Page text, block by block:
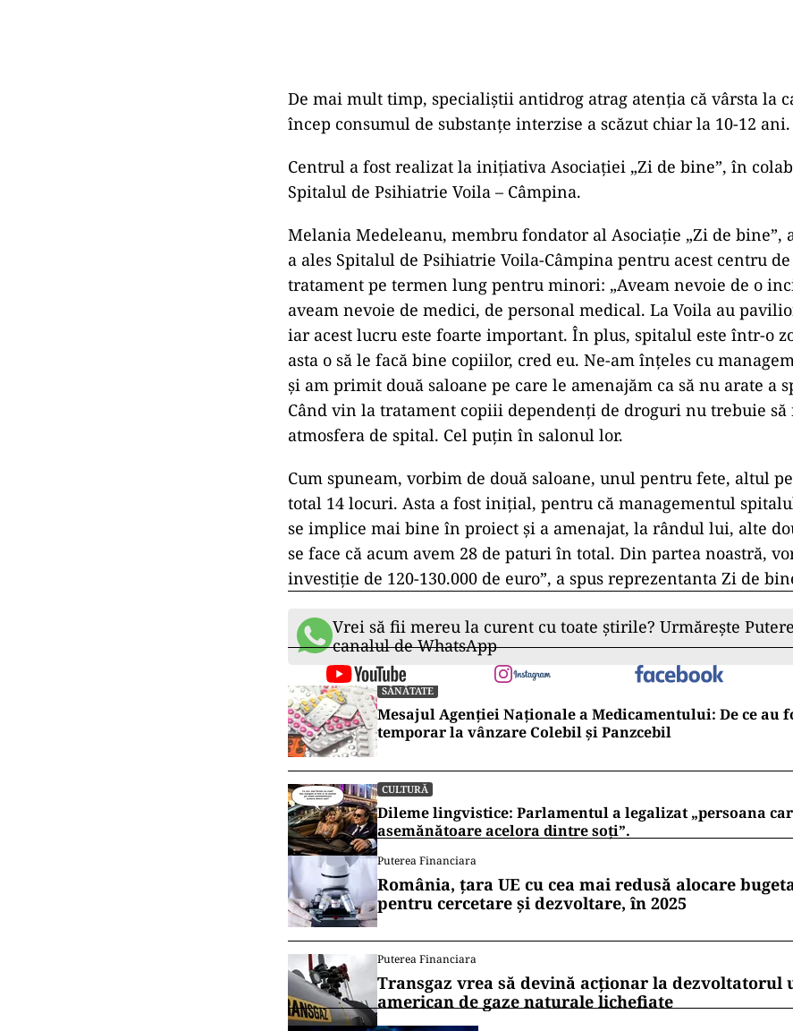
De mai mult timp, specialiștii antidrog atrag atenția că vârsta la
încep consumul de substanțe interzise a scăzut chiar la 10-12 ani.
Centrul a fost realizat la inițiativa Asociației „Zi de bine”, în
Spitalul de Psihiatrie Voila – Câmpina.
Melania Medeleanu, membru fondator al Asociație „Zi de bine”,
a ales Spitalul de Psihiatrie Voila-Câmpina pentru acest centru
tratament pe termen lung pentru minori: „Aveam nevoie de o
aveam nevoie de medici, de personal medical. La Voila au
iar acest lucru este foarte important. În plus, spitalul este într-o
asta o să le facă bine copiilor, cred eu. Ne-am înțeles cu
și am primit două saloane pe care le amenajăm ca să nu arate a
Când vin la tratament copiii dependenți de droguri nu trebuie să
atmosfera de spital. Cel puțin în salonul lor.
Cum spuneam, vorbim de două saloane, unul pentru fete, altul
total 14 locuri. Asta a fost inițial, pentru că managementul
se implice mai bine în proiect și a amenajat, la rândul lui, alte
se face că acum avem 28 de paturi în total. Din partea noastră,
investiție de 120-130.000 de euro”, a spus reprezentanta Zi de
Vrei să fii mereu la curent cu toate știrile? Urmărește
canalul de WhatsApp
SĂNĂTATE
Mesajul Agenției Naționale a Medicamentului: De ce au
temporar la vânzare Colebil și Panzcebil
CULTURĂ
Dileme lingvistice: Parlamentul a legalizat „persoana
asemănătoare acelora dintre soți”.
Puterea Financiara
România, țara UE cu cea mai redusă alocare
pentru cercetare și dezvoltare, în 2025
Puterea Financiara
Transgaz vrea să devină acționar la dezvoltatorul
american de gaze naturale lichefiate